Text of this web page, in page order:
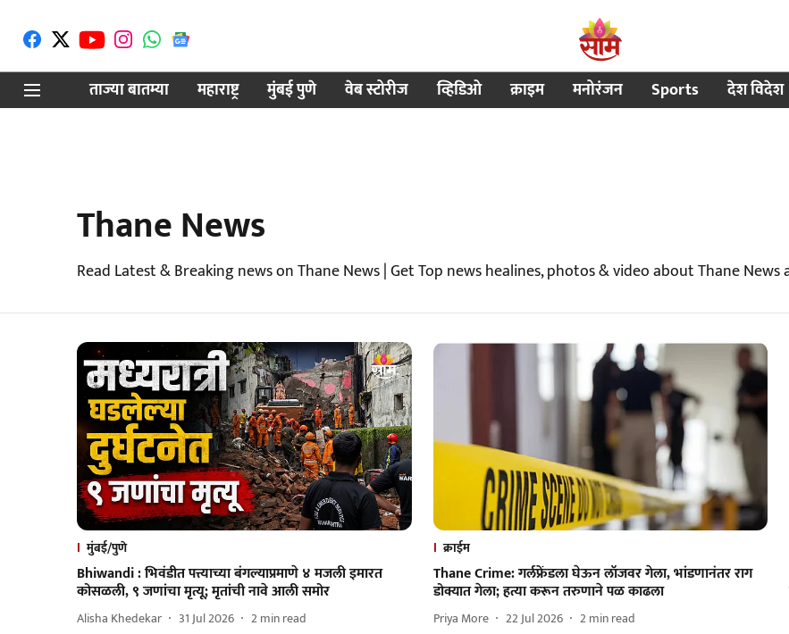
ताज्या बातम्या
महाराष्ट्र मुंबई पुणे वेब स्टोरीज व्हिडिओ क्राइम मनोरंजन Sports देश विदेश
Thane News
Read Latest & Breaking news on Thane News | Get Top news healines, photos & video about Thane News
मुंबई/पुणे
Bhiwandi : भिवंडीत पत्त्याच्या बंगल्याप्रमाणे ४ मजली इमारत
कोसळली, ९ जणांचा मृत्यू; मृतांची नावे आली समोर
Alisha Khedekar 31 Jul 2026 2min read
क्राईम
Thane Crime: गर्लफ्रेंडला घेऊन लॉजवर गेला, भांडणानंतर राग
डोक्यात गेला; हत्या करून तरुणाने पळ काढला
Priya More 22 Jul 2026 2min read